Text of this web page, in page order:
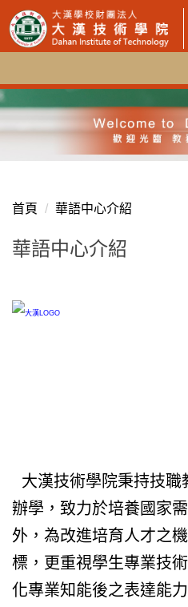
跳
到
主
內
容
區
首頁 華語中心介紹
華語中心介紹
大漢技術學院秉持技職
辦學，致力於培養國家
外，為改進培育人才之
標，更重視學生專業技
化專業知能後之表達能